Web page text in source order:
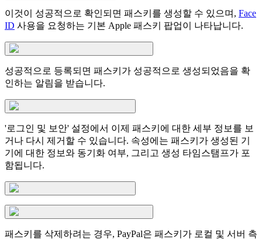
이것이 성공적으로 확인되면 패스키를 생성할 수 있으며, Face
ID 사용을 요청하는 기본 Apple 패스키 팝업이 나타납니다.
성공적으로 등록되면 패스키가 성공적으로 생성되었음을 확
인하는 알림을 받습니다.
'로그인 및 보안' 설정에서 이제 패스키에 대한 세부 정보를 보
거나 다시 제거할 수 있습니다. 속성에는 패스키가 생성된 기
기에 대한 정보와 동기화 여부, 그리고 생성 타임스탬프가 포
함됩니다.
패스키를 삭제하려는 경우, PayPal은 패스키가 로컬 및 서버 측